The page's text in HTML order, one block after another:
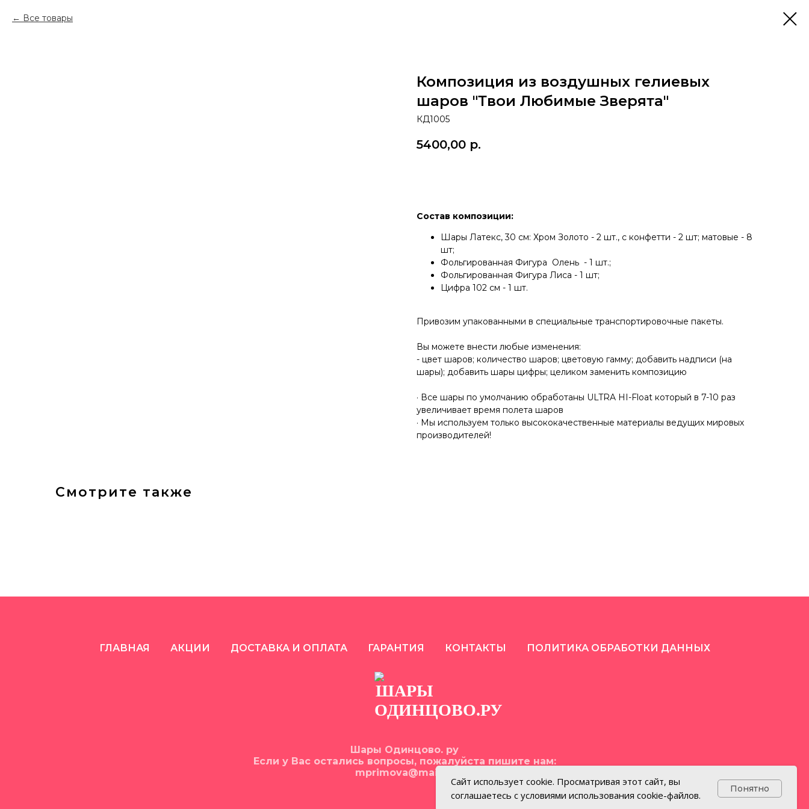
Все товары
Композиция из воздушных гелиевых
шаров "Твои Любимые Зверята"
КД1005
5400,00 р.
Состав композиции:
Шары Латекс, 30 см: Хром Золото - 2 шт., с конфетти - 2 шт; матовые - 8
шт;
Фольгированная Фигура Олень - 1 шт.;
Фольгированная Фигура Лиса - 1 шт;
Цифра 102 см - 1 шт.
Привозим упакованными в специальные транспортировочные пакеты.
Вы можете внести любые изменения:
- цвет шаров; количество шаров; цветовую гамму; добавить надписи (на
шары); добавить шары цифры; целиком заменить композицию
· Все шары по умолчанию обработаны ULTRA HI-Float который в 7-10 раз
увеличивает время полета шаров
· Мы используем только высококачественные материалы ведущих мировых
производителей!
Смотрите также
ГЛАВНАЯ АКЦИИ ДОСТАВКА И ОПЛАТА ГАРАНТИЯ КОНТАКТЫ ПОЛИТИКА ОБРАБОТКИ ДАННЫХ
Шары Одинцово. ру
Если у Вас остались вопросы, пожалуйста пишите нам:
mprimova@mail.ru
Сайт использует cookie. Просматривая этот сайт, вы
соглашаетесь с условиями использования cookie-файлов.
Понятно